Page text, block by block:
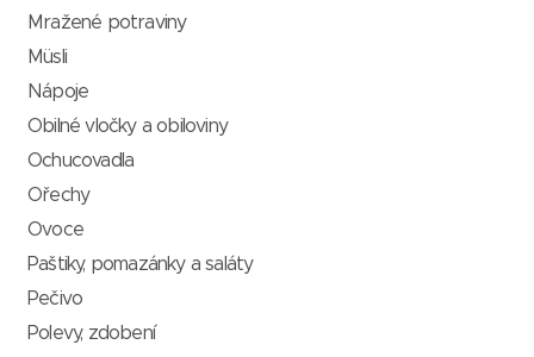
Mražené potraviny
Müsli
Nápoje
Obilné vločky a obiloviny
Ochucovadla
Ořechy
Ovoce
Paštiky, pomazánky a saláty
Pečivo
Polevy, zdobení